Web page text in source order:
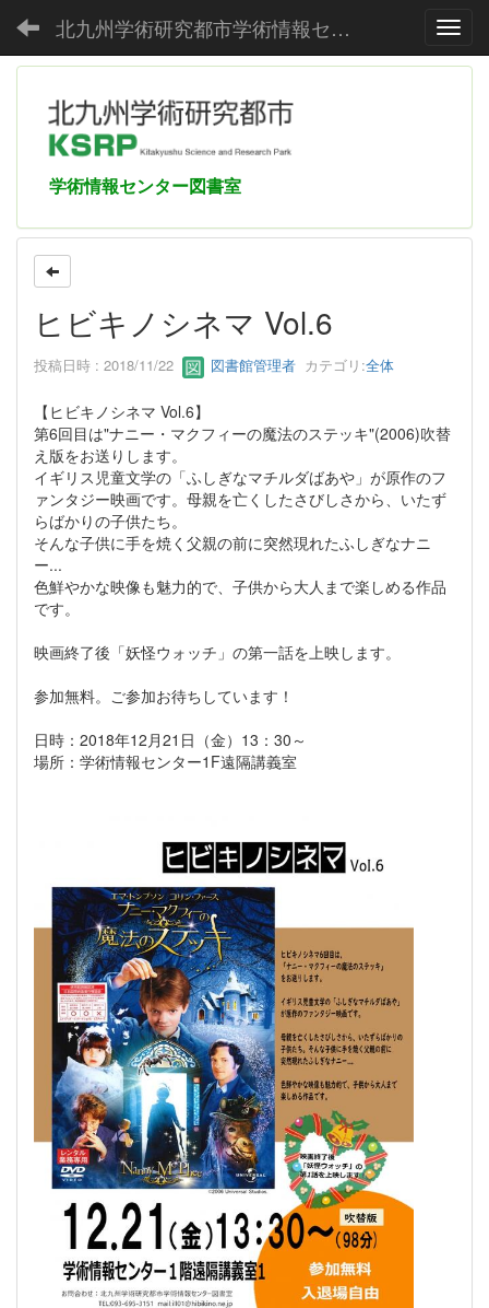
北九州学術研究都市学術情報センター
学術情報センター図書室
ヒビキノシネマ Vol.6
投稿日時 : 2018/11/22 図書館管理者 カテゴリ:全体
【ヒビキノシネマ Vol.6】
第6回目は"ナニー・マクフィーの魔法のステッキ"(2006)吹替
え版をお送りします。
イギリス児童文学の「ふしぎなマチルダばあや」が原作のフ
ァンタジー映画です。母親を亡くしたさびしさから、いたず
らばかりの子供たち。
そんな子供に手を焼く父親の前に突然現れたふしぎなナニ
ー...
色鮮やかな映像も魅力的で、子供から大人まで楽しめる作品
です。
映画終了後「妖怪ウォッチ」の第一話を上映します。
参加無料。ご参加お待ちしています！
日時：2018年12月21日（金）13：30～
場所：学術情報センター1F遠隔講義室